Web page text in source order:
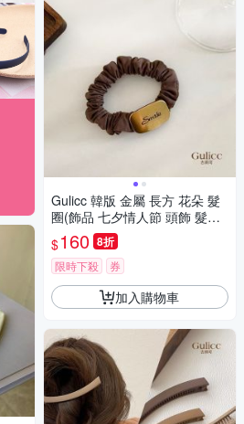
Gulicc 韓版 金屬 長方 花朵 髮
圈(飾品 七夕情人節 頭飾 髮帶
髮圈 生日禮物 )
$160 8折
限時下殺 券
加入購物車